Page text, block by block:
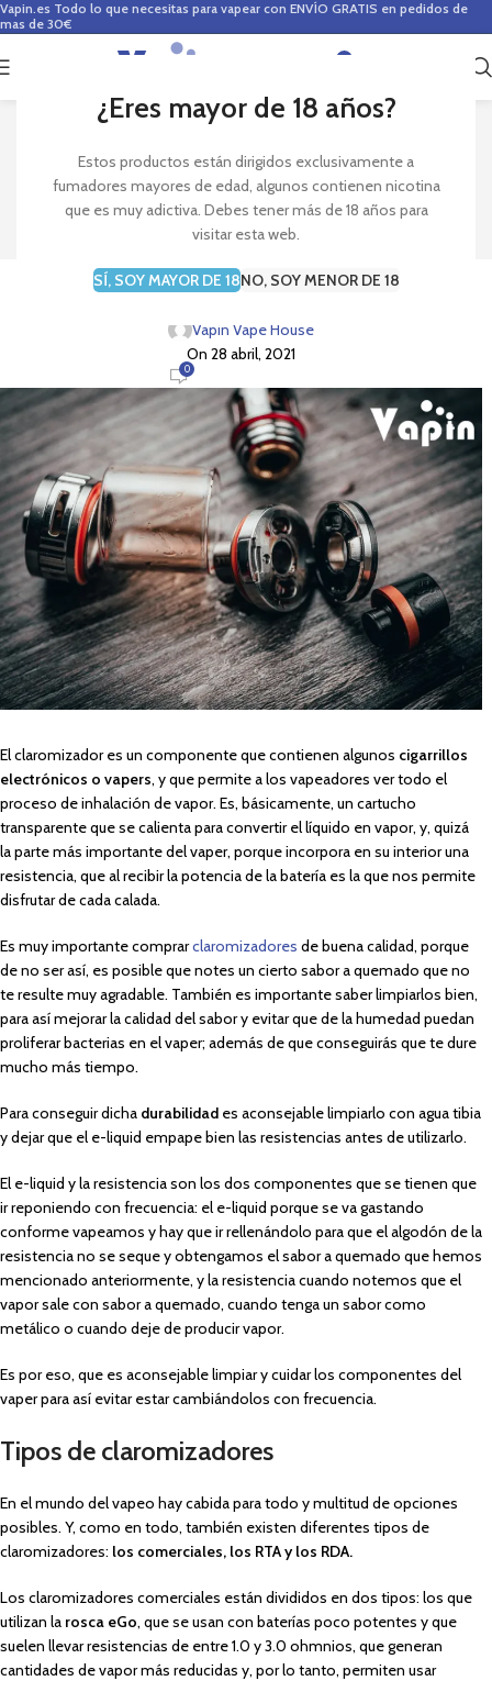
¿Eres mayor de 18 años?
Estos productos están dirigidos exclusivamente a
fumadores mayores de edad, algunos contienen nicotina
que es muy adictiva. Debes tener más de 18 años para
visitar esta web.
SÍ, SOY MAYOR DE 18NO, SOY MENOR DE 18
Vapin.es Todo lo que necesitas para vapear con ENVÍO GRATIS en pedidos de
mas de 30€
0
Blog
Inicio Claromizadores
CLAROMIZADORES
Vapin Vape House
On 28 abril, 2021
0
El claromizador es un componente que contienen algunos cigarrillos
electrónicos o vapers, y que permite a los vapeadores ver todo el
proceso de inhalación de vapor. Es, básicamente, un cartucho
transparente que se calienta para convertir el líquido en vapor, y, quizá
la parte más importante del vaper, porque incorpora en su interior una
resistencia, que al recibir la potencia de la batería es la que nos permite
disfrutar de cada calada.
Es muy importante comprarclaromizadores de buena calidad, porque
de no ser así, es posible que notes un cierto sabor a quemado que no
te resulte muy agradable. También es importante saber limpiarlos bien,
para así mejorar la calidad del sabor y evitar que de la humedad puedan
proliferar bacterias en el vaper; además de que conseguirás que te dure
mucho más tiempo.
Para conseguir dicha durabilidad es aconsejable limpiarlo con agua tibia
y dejar que el e-liquid empape bien las resistencias antes de utilizarlo.
El e-liquid y la resistencia son los dos componentes que se tienen que
ir reponiendo con frecuencia: el e-liquid porque se va gastando
conforme vapeamos y hay que ir rellenándolo para que el algodón de la
resistencia no se seque y obtengamos el sabor a quemado que hemos
mencionado anteriormente, y la resistencia cuando notemos que el
vapor sale con sabor a quemado, cuando tenga un sabor como
metálico o cuando deje de producir vapor.
Es por eso, que es aconsejable limpiar y cuidar los componentes del
vaper para así evitar estar cambiándolos con frecuencia.
Tipos de claromizadores
En el mundo del vapeo hay cabida para todo y multitud de opciones
posibles. Y, como en todo, también existen diferentes tipos de
claromizadores: los comerciales, los RTA y los RDA.
Los claromizadores comerciales están divididos en dos tipos: los que
utilizan la rosca eGo, que se usan con baterías poco potentes y que
suelen llevar resistencias de entre 1.0 y 3.0 ohmnios, que generan
cantidades de vapor más reducidas y, por lo tanto, permiten usar